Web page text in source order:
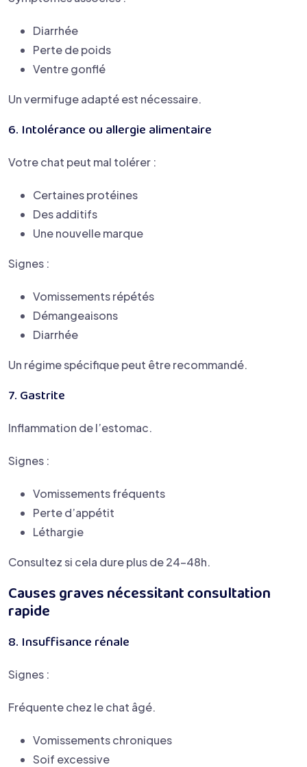
Diarrhée
Perte de poids
Ventre gonflé
Un vermifuge adapté est nécessaire.
6. Intolérance ou allergie alimentaire
Votre chat peut mal tolérer :
Certaines protéines
Des additifs
Une nouvelle marque
Signes :
Vomissements répétés
Démangeaisons
Diarrhée
Un régime spécifique peut être recommandé.
7. Gastrite
Inflammation de l’estomac.
Signes :
Vomissements fréquents
Perte d’appétit
Léthargie
Consultez si cela dure plus de 24–48h.
Causes graves nécessitant consultation
rapide
8. Insuffisance rénale
Signes :
Fréquente chez le chat âgé.
Vomissements chroniques
Soif excessive